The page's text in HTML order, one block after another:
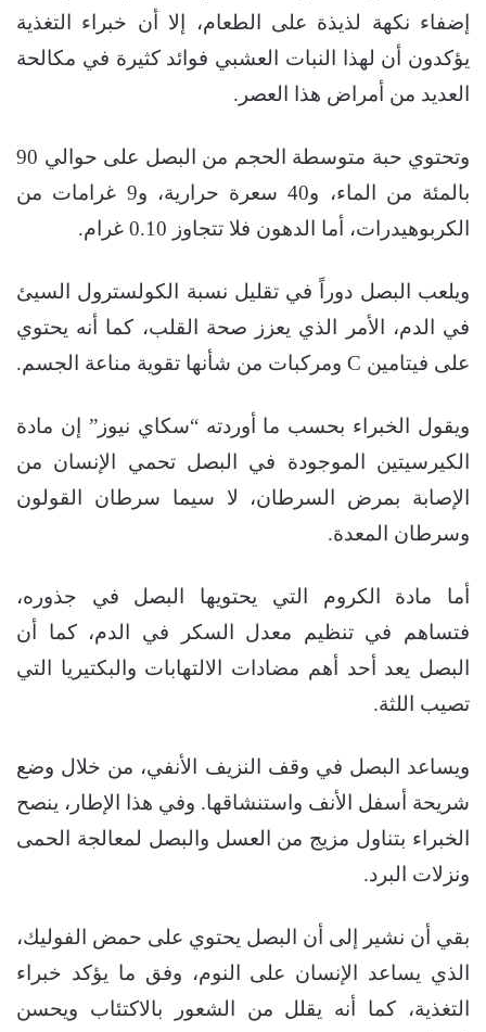
إضفاء نكهة لذيذة على الطعام، إلا أن خبراء التغذية
يؤكدون أن لهذا النبات العشبي فوائد كثيرة في مكالحة
العديد من أمراض هذا العصر.
وتحتوي حبة متوسطة الحجم من البصل على حوالي 90
بالمئة من الماء، و40 سعرة حرارية، و9 غرامات من
الكربوهيدرات، أما الدهون فلا تتجاوز 0.10 غرام.
ويلعب البصل دوراً في تقليل نسبة الكولسترول السيئ
في الدم، الأمر الذي يعزز صحة القلب، كما أنه يحتوي
على فيتامين C ومركبات من شأنها تقوية مناعة الجسم.
ويقول الخبراء بحسب ما أوردته “سكاي نيوز” إن مادة
الكيرسيتين الموجودة في البصل تحمي الإنسان من
الإصابة بمرض السرطان، لا سيما سرطان القولون
وسرطان المعدة.
أما مادة الكروم التي يحتويها البصل في جذوره،
فتساهم في تنظيم معدل السكر في الدم، كما أن
البصل يعد أحد أهم مضادات الالتهابات والبكتيريا التي
تصيب اللثة.
ويساعد البصل في وقف النزيف الأنفي، من خلال وضع
شريحة أسفل الأنف واستنشاقها. وفي هذا الإطار، ينصح
الخبراء بتناول مزيج من العسل والبصل لمعالجة الحمى
ونزلات البرد.
بقي أن نشير إلى أن البصل يحتوي على حمض الفوليك،
الذي يساعد الإنسان على النوم، وفق ما يؤكد خبراء
التغذية، كما أنه يقلل من الشعور بالاكتئاب ويحسن